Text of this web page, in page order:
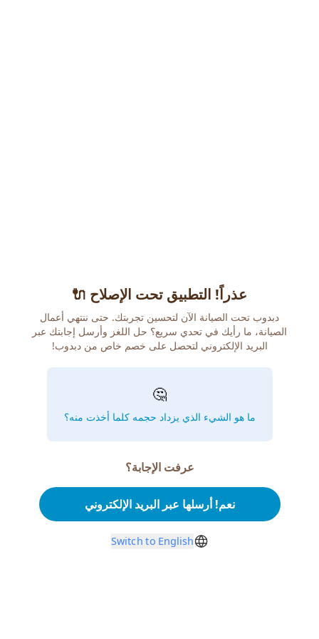
عذراً! التطبيق تحت الإصلاح 🔌
دبدوب تحت الصيانة الآن لتحسين تجربتك. حتى ننتهي أعمال
الصيانة، ما رأيك في تحدي سريع؟ حل اللغز وأرسل إجابتك عبر
البريد الإلكتروني لتحصل على خصم خاص من دبدوب!
🤔
ما هو الشيء الذي يزداد حجمه كلما أخذت منه؟
عرفت الإجابة؟
نعم! أرسلها عبر البريد الإلكتروني
Switch to English